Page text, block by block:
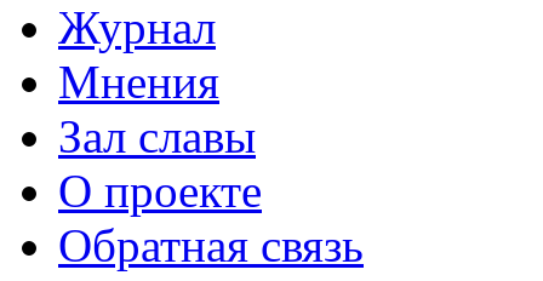
Журнал
Мнения
Зал славы
О проекте
Обратная связь